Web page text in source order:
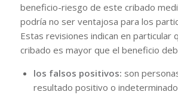
beneficio-riesgo de este cribado
podría no ser ventajosa para los
Estas revisiones indican en particular
cribado es mayor que el beneficio
los falsos positivos: son
resultado positivo o